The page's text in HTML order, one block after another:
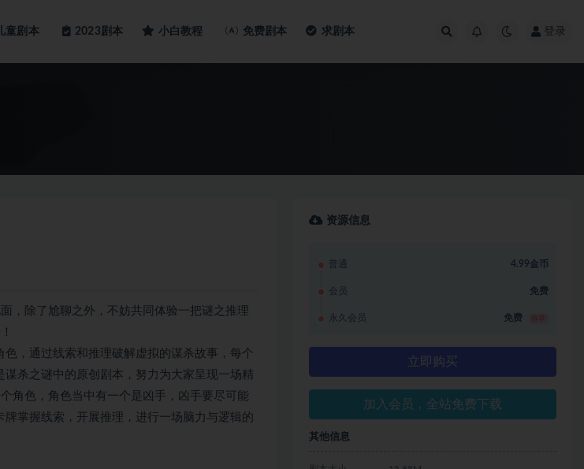
童剧本 2023剧本 小白教程 免费剧本 求剧本 登录
，除了尬聊之外，不妨共同体验一把谜之推理
，通过线索和推理破解虚拟的谋杀故事，每个
杀之谜中的原创剧本，努力为大家呈现一场精
角色，角色当中有一个是凶手，凶手要尽可能
掌握线索，开展推理，进行一场脑力与逻辑的
资源信息
普通 4.99金币
会员 免费
永久会员 免费
立即购买
加入会员，全站免费下载
其他信息